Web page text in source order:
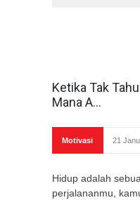
Ketika Tak
Mana A...
Motivasi 21
Hidup adalah
perjalananmu,